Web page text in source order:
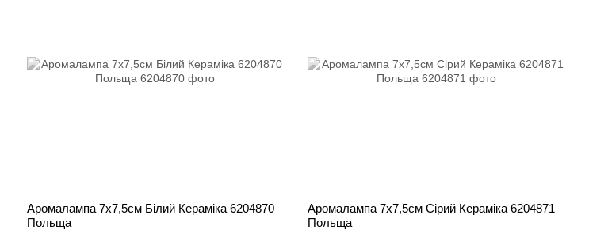
Аромалампа 7х7,5см Білий Кераміка 6204870
Польща
Аромалампа 7х7,5см Сірий Кераміка 6204871
Польща